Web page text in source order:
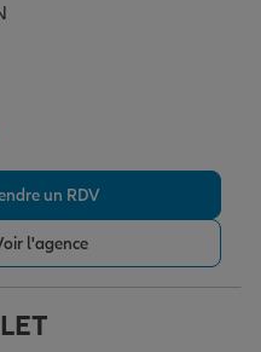
un RDV
l'agence